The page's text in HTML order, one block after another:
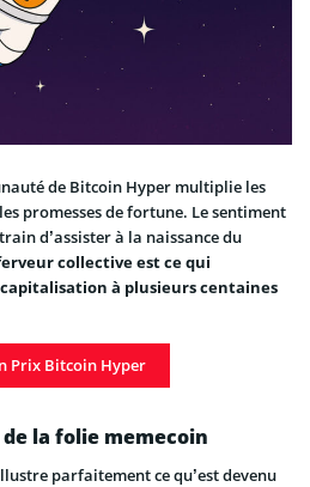
de Bitcoin Hyper multiplie les
promesses de fortune. Le sentiment
d’assister à la naissance du
collective est ce qui
à plusieurs centaines
Prix Bitcoin Hyper
la folie memecoin
parfaitement ce qu’est devenu